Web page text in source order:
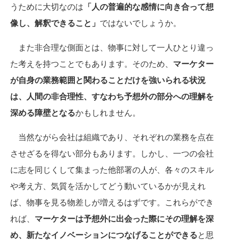
うために大切なのは 「人の普遍的な感情に向き合って想
像し、解釈できること」 ではないでしょうか。
また非合理な側面とは、物事に対して一人ひとり違っ
た考えを持つことでもあります。そのため、 マーケター
が自身の業務範囲と関わることだけを強いられる状況
は、人間の非合理性、すなわち予想外の部分への理解を
深める障壁となるかもしれません。
当然ながら会社は組織であり、それぞれの業務を点在
させざるを得ない部分もあります。しかし、一つの会社
に志を同じくして集まった他部署の人が、各々のスキル
や考え方、気質を活かしてどう動いているかが見えれ
ば、物事を見る物差しが増えるはずです。これらができ
れば、 マーケターは予想外に出会った際にその理解を深
め、新たなイノベーションにつなげることができると思